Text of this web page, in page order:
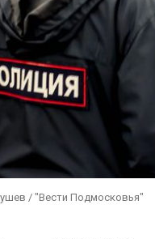
/ "Вести Подмосковья"